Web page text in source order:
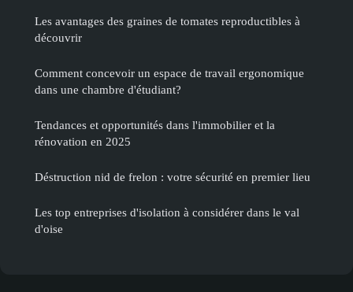
Les avantages des graines de tomates reproductibles à
découvrir
Comment concevoir un espace de travail ergonomique
dans une chambre d'étudiant?
Tendances et opportunités dans l'immobilier et la
rénovation en 2025
Déstruction nid de frelon : votre sécurité en premier lieu
Les top entreprises d'isolation à considérer dans le val
d'oise